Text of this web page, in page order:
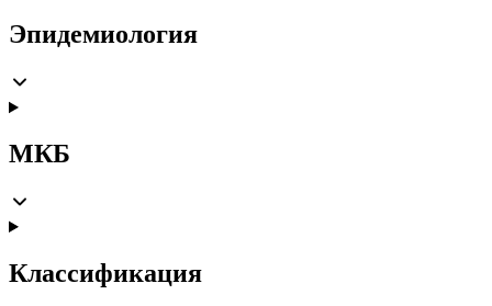
Эпидемиология
МКБ
Классификация